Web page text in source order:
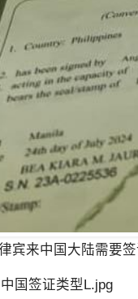
宾来中国大陆需要
国签证类型L.jpg